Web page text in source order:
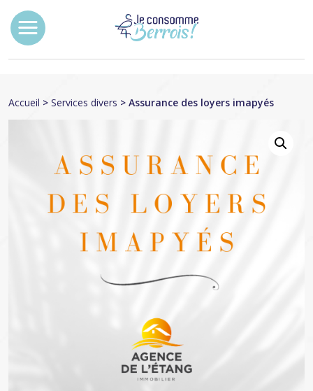
Accueil > Services divers > Assurance des loyers imapyés